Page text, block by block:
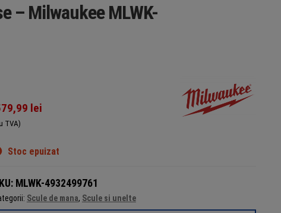
– Milwaukee MLWK-
lei
TVA)
Stoc epuizat
MLWK-4932499761
Scule de mana, Scule si unelte